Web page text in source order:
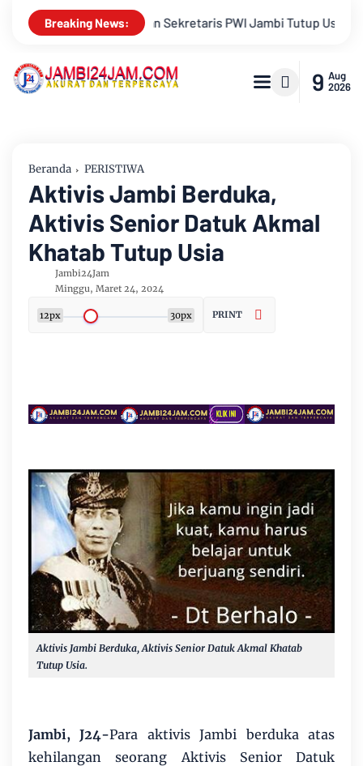
Breaking News:
Menapaki Usia 59 Tahun, Sinsen Teguhkan Semangat
9 Aug
2026
Beranda PERISTIWA
Aktivis Jambi Berduka,
Aktivis Senior Datuk Akmal
Khatab Tutup Usia
Jambi24Jam
Minggu, Maret 24, 2024
12px 30px PRINT
Aktivis Jambi Berduka, Aktivis Senior Datuk Akmal Khatab
Tutup Usia.
Jambi, J24-Para aktivis Jambi berduka atas
kehilangan seorang Aktivis Senior Datuk